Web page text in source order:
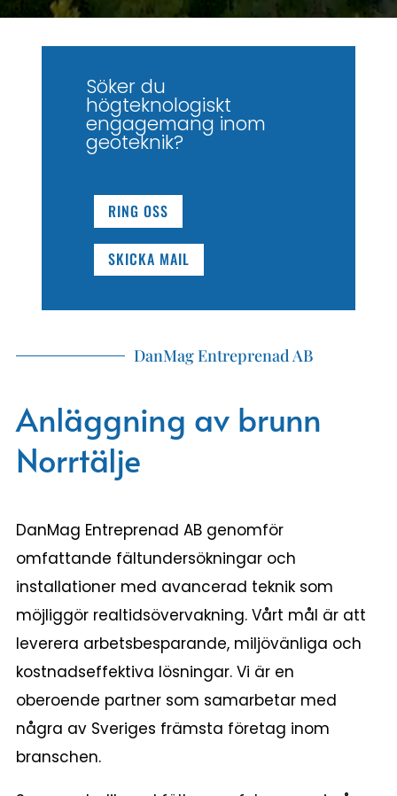
Söker du
högteknologiskt
engagemang inom
geoteknik?
RING OSS
SKICKA MAIL
DanMag Entreprenad AB
Anläggning av brunn
Norrtälje
DanMag Entreprenad AB genomför
omfattande fältundersökningar och
installationer med avancerad teknik som
möjliggör realtidsövervakning. Vårt mål är att
leverera arbetsbesparande, miljövänliga och
kostnadseffektiva lösningar. Vi är en
oberoende partner som samarbetar med
några av Sveriges främsta företag inom
branschen.